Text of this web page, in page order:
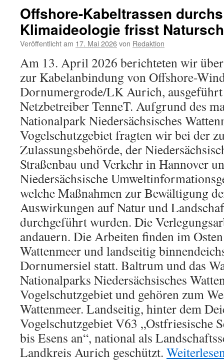
Offshore-Kabeltrassen
Klimaideologie frisst
Veröffentlicht am 17. Mai 2026von Redaktion
Am 13. April 2026 berichteten wir
zur Kabelanbindung von Offshore-
Dornumergrode/LK Aurich,
Netzbetreiber TenneT. Aufgrund des
Nationalpark Niedersächsisches
Vogelschutzgebiet fragten wir bei der
Zulassungsbehörde, der
Straßenbau und Verkehr in Hannover
Niedersächsische
welche Maßnahmen zur Bewältigung
Auswirkungen auf Natur und
durchgeführt wurden. Die
andauern. Die Arbeiten finden im
Wattenmeer und landseitig
Dornumersiel statt. Baltrum und das
Nationalparks Niedersächsisches
Vogelschutzgebiet und gehören zum
Wattenmeer. Landseitig, hinter dem
Vogelschutzgebiet V63 „Ostfriesische
bis Esens an“, national als
Landkreis Aurich geschützt.